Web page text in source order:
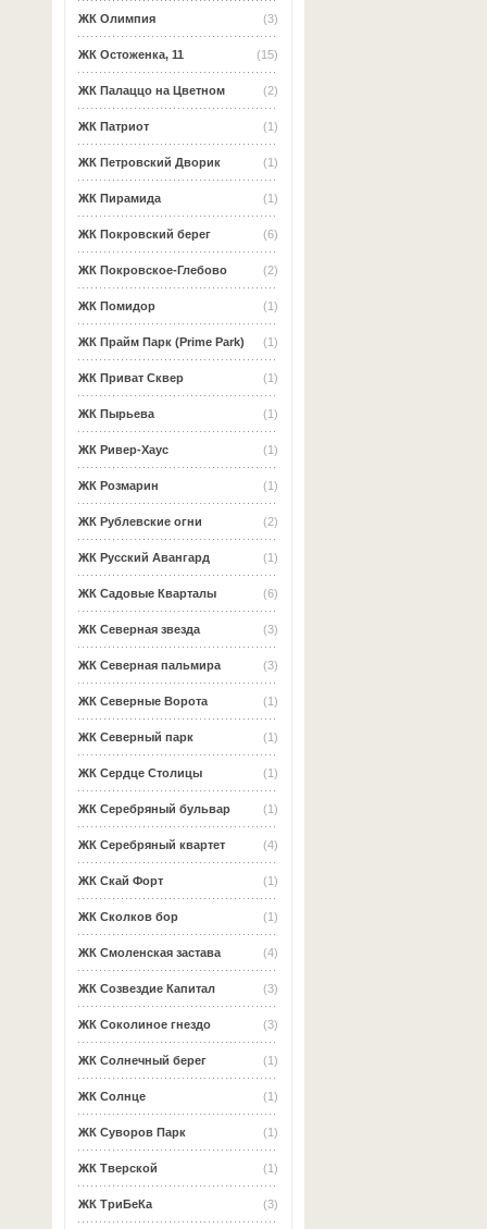
(3)
ЖК Олимпия
(15)
ЖК Остоженка, 11
(2)
ЖК Палаццо на Цветном
(1)
ЖК Патриот
(1)
ЖК Петровский Дворик
(1)
ЖК Пирамида
(6)
ЖК Покровский берег
(2)
ЖК Покровское-Глебово
(1)
ЖК Помидор
(1)
ЖК Прайм Парк (Prime Park)
(1)
ЖК Приват Сквер
(1)
ЖК Пырьева
(1)
ЖК Ривер-Хаус
(1)
ЖК Розмарин
(2)
ЖК Рублевские огни
(1)
ЖК Русский Авангард
(6)
ЖК Садовые Кварталы
(3)
ЖК Северная звезда
(3)
ЖК Северная пальмира
(1)
ЖК Северные Ворота
(1)
ЖК Северный парк
(1)
ЖК Сердце Столицы
(1)
ЖК Серебряный бульвар
(4)
ЖК Серебряный квартет
(1)
ЖК Скай Форт
(1)
ЖК Сколков бор
(4)
ЖК Смоленская застава
(3)
ЖК Созвездие Капитал
(3)
ЖК Соколиное гнездо
(1)
ЖК Солнечный берег
(1)
ЖК Солнце
(1)
ЖК Суворов Парк
(1)
ЖК Тверской
(3)
ЖК ТриБеКа